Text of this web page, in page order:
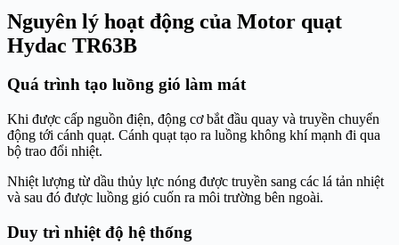
Nguyên lý hoạt động của Motor quạt
Hydac TR63B
Quá trình tạo luồng gió làm mát
Khi được cấp nguồn điện, động cơ bắt đầu quay và truyền chuyển
động tới cánh quạt. Cánh quạt tạo ra luồng không khí mạnh đi qua
bộ trao đổi nhiệt.
Nhiệt lượng từ dầu thủy lực nóng được truyền sang các lá tản nhiệt
và sau đó được luồng gió cuốn ra môi trường bên ngoài.
Duy trì nhiệt độ hệ thống